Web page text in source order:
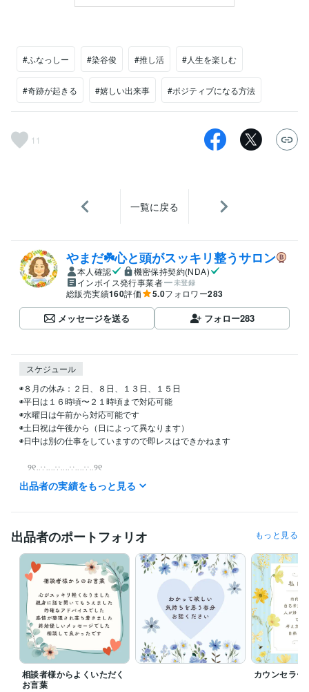
#ふなっしー #染谷俊 #推し活 #人生を楽しむ
#奇跡が起きる #嬉しい出来事 #ポジティブになる方法
11
一覧に戻る
やまだ☘️心と頭がスッキリ整うサロン
本人確認
機密保持契約(NDA)
インボイス発行事業者
未登録
総販売実績160評価 5.0フォロワー283
メッセージを送る フォロー283
スケジュール
◉８月の休み：２日、８日、１３日、１５日
◉平日は１６時頃〜２１時頃まで対応可能
◉水曜日は午前から対応可能です
◉土日祝は午後から（日によって異なります）
◉日中は別の仕事をしていますので即レスはできかねます
୨୧‥∵‥‥∵‥‥∵‥‥∵‥୨୧
LINE感覚のチャットサービスをご希望の方は
※当日の最終受付は２０時半ぐらいまで
（金・土など休みの前日は２２時以降でも可）
お一人様ずつ真剣に向き合って丁寧に
長文でやり取りをさせていただいています
ので、お受けできる枠に限りがあります
１度に対応できる人数を超えました場合は
一時的にサービス受付を停止します
出品者の実績をもっと見る
出品者のポートフォリオ もっと見る
相談者様からよくいただく
お言葉
カウンセラー